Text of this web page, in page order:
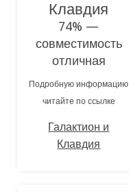
Клавдия
74% —
совместимость
отличная
Подробную информацию
читайте по ссылке
Галактион и
Клавдия